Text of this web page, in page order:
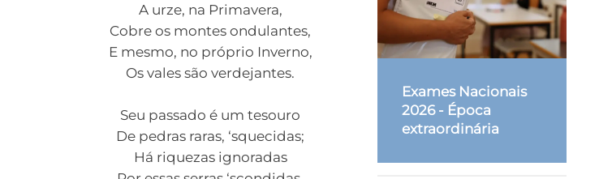
A urze, na Primavera,
Cobre os montes ondulantes,
E mesmo, no próprio Inverno,
Os vales são verdejantes.
Seu passado é um tesouro
De pedras raras, ‘squecidas;
Há riquezas ignoradas
Exames Nacionais
2026 - Época
extraordinária